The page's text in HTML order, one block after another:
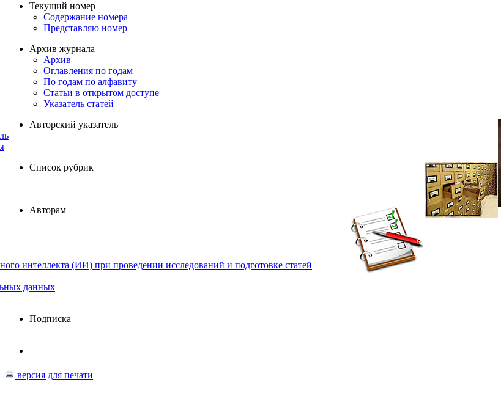
Текущий номер
Содержание номера
Представляю номер
Архив журнала
Архив
Оглавления по годам
По годам по алфавиту
Статьи в открытом доступе
Указатель статей
Авторский указатель
Список рубрик
Авторам
интеллекта (ИИ) при проведении исследований и подготовке статей
данных
Подписка
версия для печати